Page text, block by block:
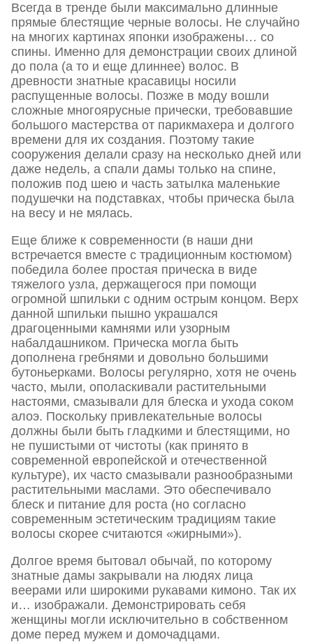
Всегда в тренде были максимально длинные
прямые блестящие черные волосы. Не случайно
на многих картинах японки изображены… со
спины. Именно для демонстрации своих длиной
до пола (а то и еще длиннее) волос. В
древности знатные красавицы носили
распущенные волосы. Позже в моду вошли
сложные многоярусные прически, требовавшие
большого мастерства от парикмахера и долгого
времени для их создания. Поэтому такие
сооружения делали сразу на несколько дней или
даже недель, а спали дамы только на спине,
положив под шею и часть затылка маленькие
подушечки на подставках, чтобы прическа была
на весу и не мялась.
Еще ближе к современности (в наши дни
встречается вместе с традиционным костюмом)
победила более простая прическа в виде
тяжелого узла, держащегося при помощи
огромной шпильки с одним острым концом. Верх
данной шпильки пышно украшался
драгоценными камнями или узорным
набалдашником. Прическа могла быть
дополнена гребнями и довольно большими
бутоньерками. Волосы регулярно, хотя не очень
часто, мыли, ополаскивали растительными
настоями, смазывали для блеска и ухода соком
алоэ. Поскольку привлекательные волосы
должны были быть гладкими и блестящими, но
не пушистыми от чистоты (как принято в
современной европейской и отечественной
культуре), их часто смазывали разнообразными
растительными маслами. Это обеспечивало
блеск и питание для роста (но согласно
современным эстетическим традициям такие
волосы скорее считаются «жирными»).
Долгое время бытовал обычай, по которому
знатные дамы закрывали на людях лица
веерами или широкими рукавами кимоно. Так их
и… изображали. Демонстрировать себя
женщины могли исключительно в собственном
доме перед мужем и домочадцами.